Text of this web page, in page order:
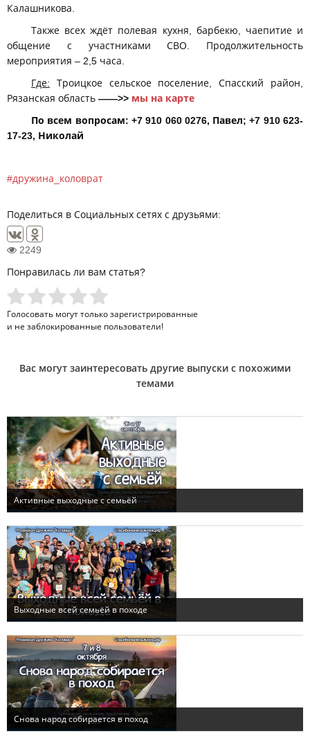
Калашникова.
Также всех ждёт полевая кухня, барбекю, чаепитие и
общение с участниками СВО. Продолжительность
мероприятия – 2,5 часа.
Где: Троицкое сельское поселение, Спасский район,
Рязанская область ——>> мы на карте
По всем вопросам: +7 910 060 0276, Павел; +7 910 623-
17-23, Николай
дружина_коловрат
Поделиться в Социальных сетях с друзьями:
2249
Понравилась ли вам статья?
Голосовать могут только зарегистрированные
и не заблокированные пользователи!
Вас могут заинтересовать другие выпуски с похожими
темами